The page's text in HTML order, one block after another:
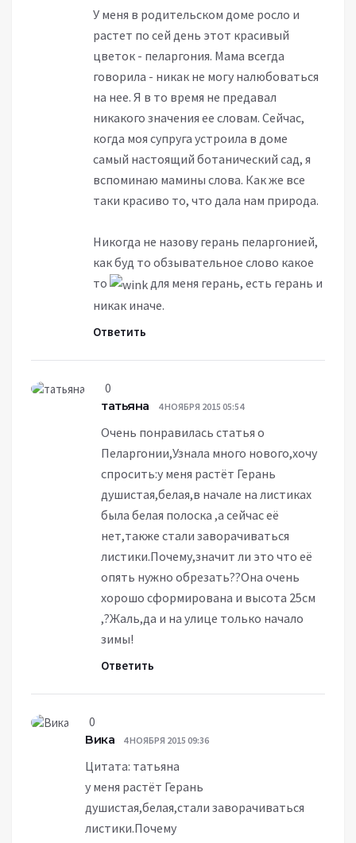
У меня в родительском доме росло и
растет по сей день этот красивый
цветок - пеларгония. Мама всегда
говорила - никак не могу налюбоваться
на нее. Я в то время не предавал
никакого значения ее словам. Сейчас,
когда моя супруга устроила в доме
самый настоящий ботанический сад, я
вспоминаю мамины слова. Как же все
таки красиво то, что дала нам природа.
Никогда не назову герань пеларгонией,
как буд то обзывательное слово какое
то
для меня герань, есть герань и
никак иначе.
Ответить
0
татьяна
4 НОЯБРЯ 2015 05:54
Очень понравилась статья о
Пеларгонии,Узнала много нового,хочу
спросить:у меня растёт Герань
душистая,белая,в начале на листиках
была белая полоска ,а сейчас её
нет,также стали заворачиваться
листики.Почему,значит ли это что её
опять нужно обрезать??Она очень
хорошо сформирована и высота 25см
,?Жаль,да и на улице только начало
зимы!
Ответить
0
Вика
4 НОЯБРЯ 2015 09:36
Цитата: татьяна
у меня растёт Герань
душистая,белая,стали заворачиваться
листики.Почему